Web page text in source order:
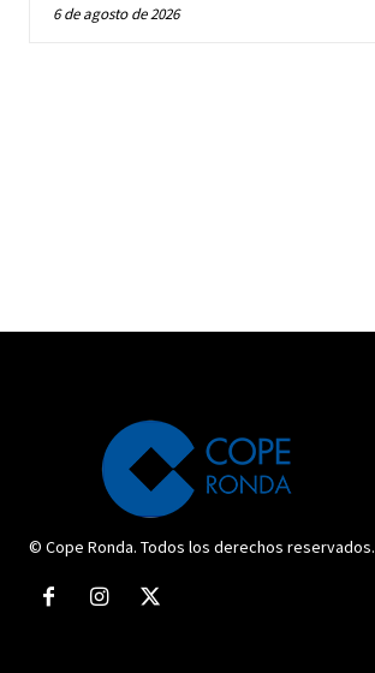
6 de agosto de 2026
© Cope Ronda. Todos los derechos reservados.